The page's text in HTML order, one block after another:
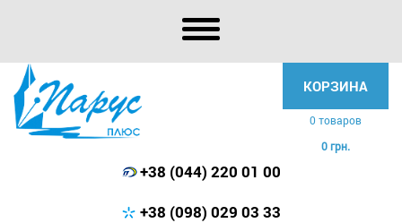
КОРЗИНА
0 товаров
0 грн.
+38 (044) 220 01 00
+38 (098) 029 03 33